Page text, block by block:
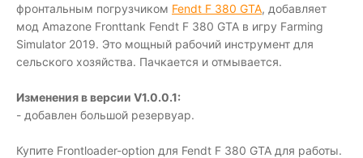
фронтальным погрузчиком Fendt F 380 GTA, добавляет
мод Amazone Fronttank Fendt F 380 GTA в игру Farming
Simulator 2019. Это мощный рабочий инструмент для
сельского хозяйства. Пачкается и отмывается.
Изменения в версии V1.0.0.1:
- добавлен большой резервуар.
Купите Frontloader-option для Fendt F 380 GTA для работы.